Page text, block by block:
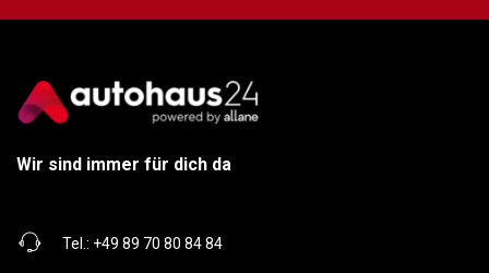
Wir sind immer für dich da
Tel.: +49 89 70 80 84 84